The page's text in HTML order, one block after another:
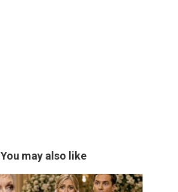
You may also like